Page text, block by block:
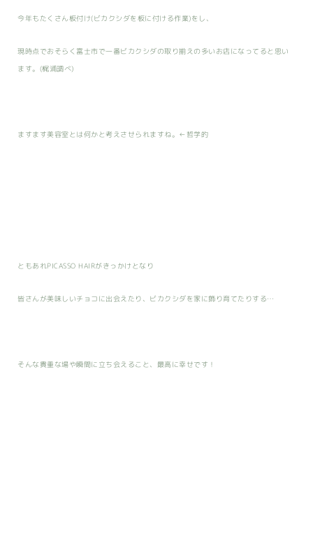
今年もたくさん板付け(ビカクシダを板に付ける作業)をし、
現時点でおそらく富士市で一番ビカクシダの取り揃えの多いお店になってると思い
ます。(梶浦調べ)
ますます美容室とは何かと考えさせられますね。←哲学的
ともあれPICASSO HAIRがきっかけとなり
皆さんが美味しいチョコに出会えたり、ビカクシダを家に飾り育てたりする…
そんな貴重な場や瞬間に立ち会えること、最高に幸せです！